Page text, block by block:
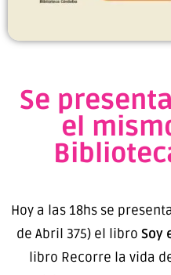
Se
el
Hoy a las 18hs se
de Abril 375) el libro Soy
libro Recorre la vida